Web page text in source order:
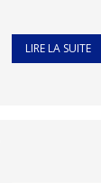
LIRE LA SUITE